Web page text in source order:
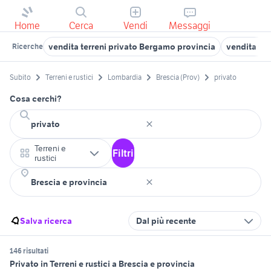
Home Cerca Vendi Messaggi
Ricerche vendita terreni privato Bergamo provincia vendita
Subito Terreni e rustici Lombardia Brescia (Prov) privato
Cosa cerchi?
Terreni e
rustici
Filtri
Salva ricerca Dal più recente
146 risultati
Privato in Terreni e rustici a Brescia e provincia